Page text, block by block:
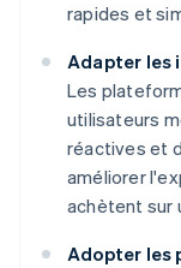
rapides et
Adapter les
Les
utilisateurs
réactives et
améliorer
achètent sur
Adopter les